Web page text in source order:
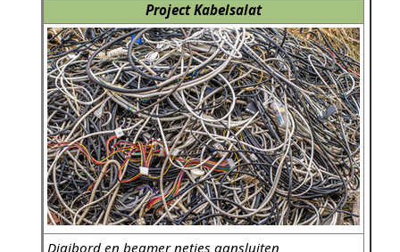
Project Kabelsalat
Digibord en beamer netjes aansluiten